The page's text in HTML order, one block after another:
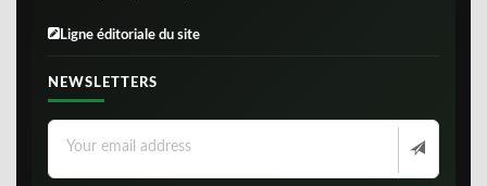
Ligne éditoriale du site
NEWSLETTERS